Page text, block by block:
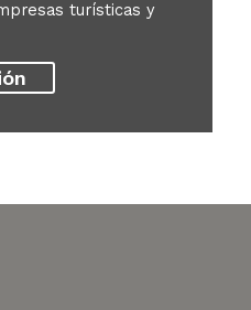
turísticas y